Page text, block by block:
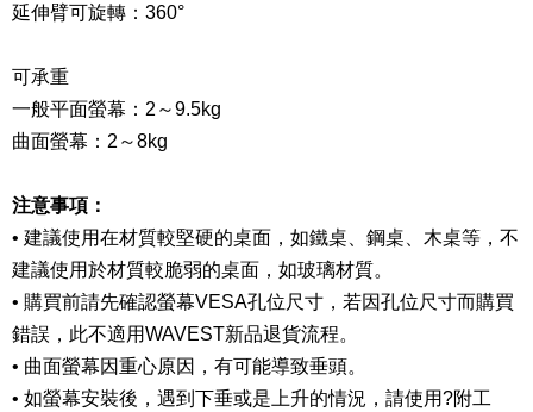
延伸臂可旋轉： 360°
可承重
一般平面螢幕：2 ～9.5kg
曲面螢幕： 2 ～8kg
注意事項：
• 建議使用在材質較堅硬的桌面，如鐵桌、鋼桌、木桌等，不
建議使用於材質較脆弱的桌面，如玻璃材質。
• 購買前請先確認螢幕VESA孔位尺寸，若因孔位尺寸而購買
錯誤，此不適用WAVEST新品退貨流程。
• 曲面螢幕因重心原因，有可能導致垂頭。
• 如螢幕安裝後，遇到下垂或是上升的情況，請使用?附工